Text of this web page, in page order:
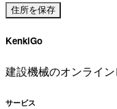
KenkiGo
建設機械のオンライ
サービス